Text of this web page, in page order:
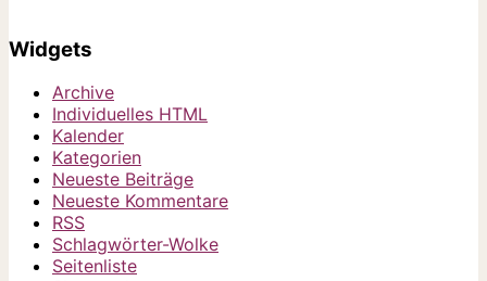
Widgets
Archive
Individuelles HTML
Kalender
Kategorien
Neueste Beiträge
Neueste Kommentare
RSS
Schlagwörter-Wolke
Seitenliste